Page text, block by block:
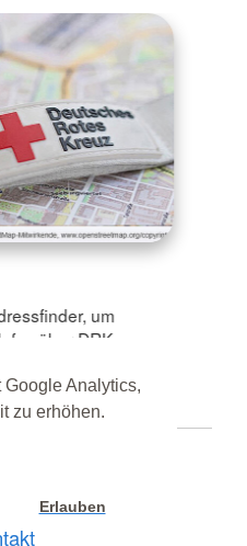
Analytics,
zu erhöhen.
Erlauben
um
über DRK-